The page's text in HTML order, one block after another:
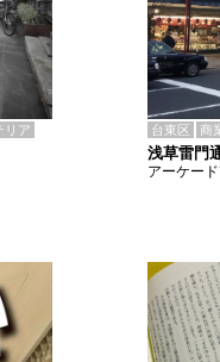
リア 台東区 商
浅草雷門
アーケー